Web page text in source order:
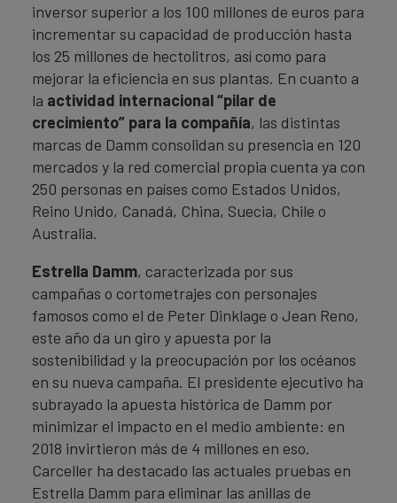
inversor superior a los 100 millones de euros para
incrementar su capacidad de producción hasta
los 25 millones de hectolitros, así como para
mejorar la eficiencia en sus plantas. En cuanto a
la actividad internacional “pilar de
crecimiento” para la compañía, las distintas
marcas de Damm consolidan su presencia en 120
mercados y la red comercial propia cuenta ya con
250 personas en países como Estados Unidos,
Reino Unido, Canadá, China, Suecia, Chile o
Australia.
Estrella Damm, caracterizada por sus
campañas o cortometrajes con personajes
famosos como el de Peter Dinklage o Jean Reno,
este año da un giro y apuesta por la
sostenibilidad y la preocupación por los océanos
en su nueva campaña. El presidente ejecutivo ha
subrayado la apuesta histórica de Damm por
minimizar el impacto en el medio ambiente: en
2018 invirtieron más de 4 millones en eso.
Carceller ha destacado las actuales pruebas en
Estrella Damm para eliminar las anillas de